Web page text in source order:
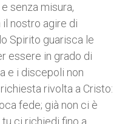
senza misura,
nostro agire di
Spirito guarisca le
essere in grado di
e i discepoli non
rivolta a Cristo:
fede; già non ci è
ci richiedi fino a